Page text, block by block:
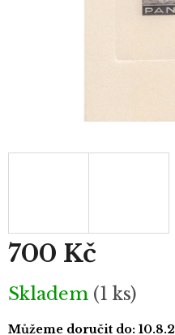
700 Kč
Měrná
cena:
Skladem (1 ks)
Můžeme doručit do: